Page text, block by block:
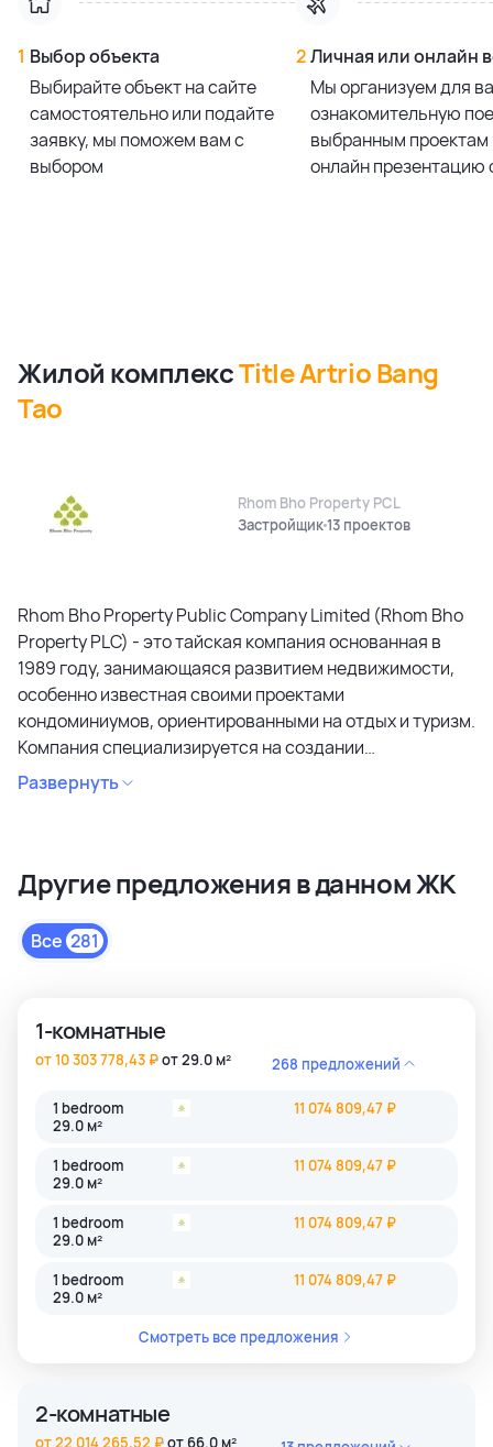
1 Выбор объекта
Выбирайте объект на сайте
самостоятельно или подайте
заявку, мы поможем вам с
выбором
2Личная или онлайн
Мы организуем для
ознакомительную
выбранным проектам
онлайн презентацию
Жилой комплексTitle Artrio Bang
Tao
Rhom Bho Property PCL
Застройщик13 проектов
Rhom Bho Property Public Company Limited (Rhom Bho
Property PLC) - это тайская компания основанная в
1989 году, занимающаяся развитием недвижимости,
особенно известная своими проектами
кондоминиумов, ориентированными на отдых и туризм.
Компания специализируется на создании
кондоминиумов в привлекательных районах, уделяя
особое внимание дизайну, качеству строительства и
коммерческих объектах и жилой недвижимости
высокого качества в сегментах недвижимости
премиального и среднего класса. Среди районов
застройки как престижные комьюнити Бангкока, так и
Развернуть
Другие предложения в данном ЖК
Все 281
1-комнатные
от 29.0 м²
от 10 303 778,43 ₽ 268 предложений
1 bedroom
29.0 м²
11 074 809,47 ₽
1 bedroom
29.0 м²
11 074 809,47 ₽
1 bedroom
29.0 м²
11 074 809,47 ₽
1 bedroom
29.0 м²
11 074 809,47 ₽
Смотреть все предложения
2-комнатные
от 66.0 м²
от 22 014 265,52 ₽